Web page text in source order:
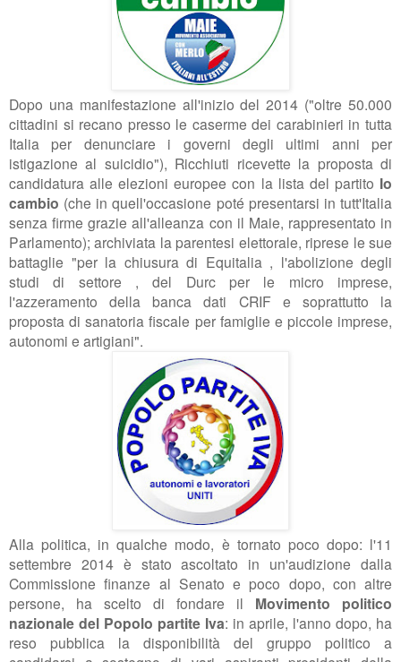
Dopo una manifestazione all'inizio del 2014 ("oltre 50.000
cittadini si recano presso le caserme dei carabinieri in tutta
Italia per denunciare i governi degli ultimi anni per
istigazione al suicidio"), Ricchiuti ricevette la proposta di
candidatura alle elezioni europee con la lista del partito Io
cambio (che in quell'occasione poté presentarsi in tutt'Italia
senza firme grazie all'alleanza con il Maie, rappresentato in
Parlamento); archiviata la parentesi elettorale, riprese le sue
battaglie "per la chiusura di Equitalia , l'abolizione degli
studi di settore , del Durc per le micro imprese,
l'azzeramento della banca dati CRIF e soprattutto la
proposta di sanatoria fiscale per famiglie e piccole imprese,
autonomi e artigiani".
Alla politica, in qualche modo, è tornato poco dopo: l'11
settembre 2014 è stato ascoltato in un'audizione dalla
Commissione finanze al Senato e poco dopo, con altre
persone, ha scelto di fondare il Movimento politico
nazionale del Popolo partite Iva: in aprile, l'anno dopo, ha
reso pubblica la disponibilità del gruppo politico a